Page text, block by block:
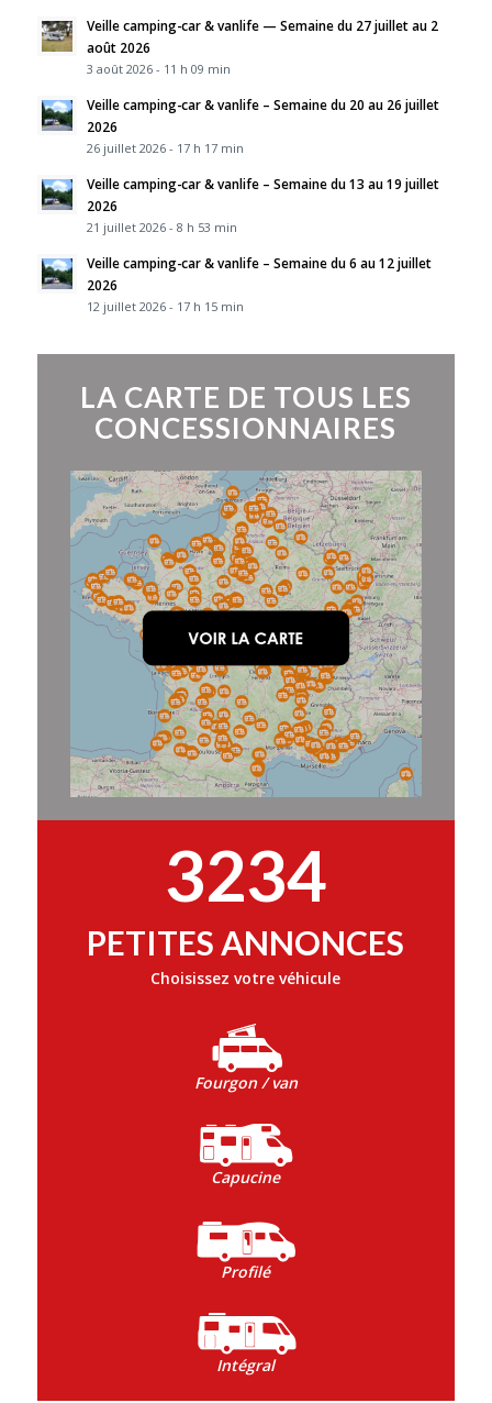
Veille camping-car & vanlife — Semaine du 27 juillet au 2
août 2026
3 août 2026 - 11 h 09 min
Veille camping-car & vanlife – Semaine du 20 au 26 juillet
2026
26 juillet 2026 - 17 h 17 min
Veille camping-car & vanlife – Semaine du 13 au 19 juillet
2026
21 juillet 2026 - 8 h 53 min
Veille camping-car & vanlife – Semaine du 6 au 12 juillet
2026
12 juillet 2026 - 17 h 15 min
LA CARTE DE TOUS LES
CONCESSIONNAIRES
3234
PETITES ANNONCES
Choisissez votre véhicule
Fourgon / van
Capucine
Profilé
Intégral